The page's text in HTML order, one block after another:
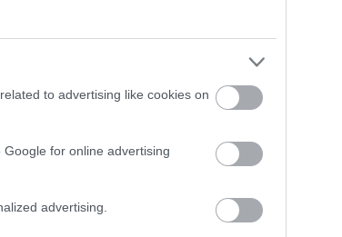
to advertising like cookies on
for online advertising
advertising.
πάνω από 1.000
Νησί – Νέες εικόνες
07.08.2026 | 12:45
όσοι δουλέψουν στις
15 Αυγούστου